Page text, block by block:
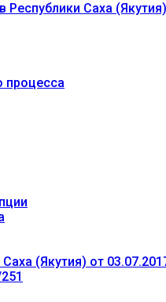
Республики Саха (Якутия)
процесса
(Якутия) от